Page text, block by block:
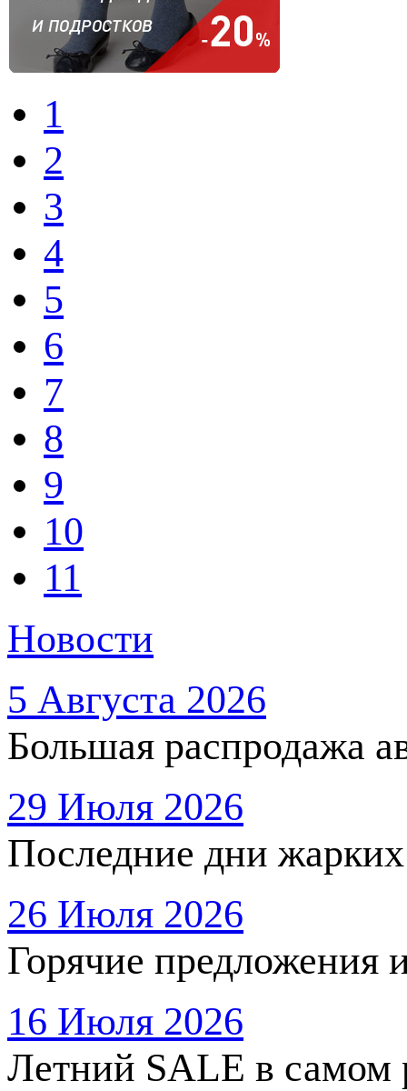
1
2
3
4
5
6
7
8
9
10
11
Новости
5 Августа 2026
Большая распродажа
29 Июля 2026
Последние дни
26 Июля 2026
Горячие предложения
16 Июля 2026
Летний SALE в самом